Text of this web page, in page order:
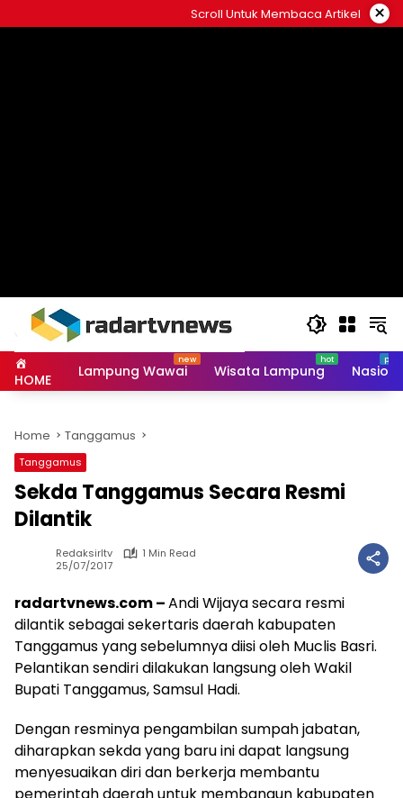
to
Scroll Untuk Membaca Artikel ×
HOME Lampung Wawai Wisata Lampung
Home Tanggamus
Tanggamus
Sekda Tanggamus Secara Resmi
Dilantik
Redaksirltv
1 Min Read
25/07/2017
radartvnews.com –Andi Wijaya secara resmi
dilantik sebagai sekertaris daerah kabupaten
Tanggamus yang sebelumnya diisi oleh Muclis Basri.
Pelantikan sendiri dilakukan langsung oleh Wakil
Bupati Tanggamus, Samsul Hadi.
Dengan resminya pengambilan sumpah jabatan,
diharapkan sekda yang baru ini dapat langsung
menyesuaikan diri dan berkerja membantu